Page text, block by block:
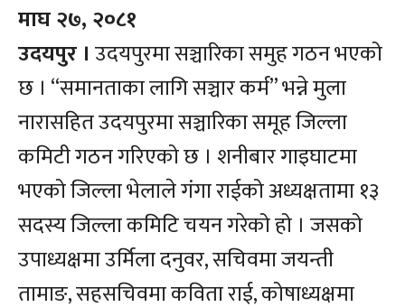
माघ २७, २०८१
उदयपुर । उदयपुरमा सञ्चारिका समुह गठन भएको
छ । “समानताका लागि सञ्चार कर्म” भन्ने मुला
नारासहित उदयपुरमा सञ्चारिका समूह जिल्ला
कमिटी गठन गरिएको छ । शनीबार गाइघाटमा
भएको जिल्ला भेलाले गंगा राईको अध्यक्षतामा १३
सदस्य जिल्ला कमिटि चयन गरेको हो । जसको
उपाध्यक्षमा उर्मिला दनुवर, सचिवमा जयन्ती
तामाङ, सहसचिवमा कविता राई, कोषाध्यक्षमा